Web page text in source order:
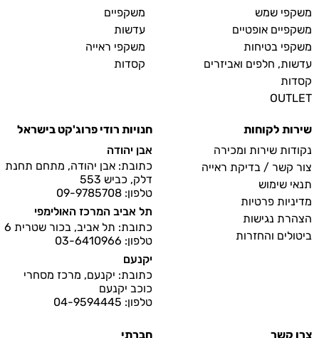
משקפי שמש
משקפיים אופטיים
משקפי בטיחות
עדשות, חלפים ואביזרים
קסדות
OUTLET
משקפיים
עדשות
משקפי ראייה
קסדות
שירות לקוחות
נקודות שירות ומכירה
צור קשר / בדיקת ראייה
תנאי שימוש
מדיניות פרטיות
הצהרת נגישות
ביטולים והחזרות
חנויות רודי פרוג'קט בישראל
אבן יהודה
כתובת: אבן יהודה, מתחם תחנת
דלק, כביש 553
טלפון: 09-9785708
תל אביב המרכז האולימפי
כתובת: תל אביב, בכור שטרית 6
טלפון: 03-6410966
יקנעם
כתובת: יקנעם, מרכז מסחרי
כוכב יקנעם
טלפון: 04-9594445
צרו קשר חברתי